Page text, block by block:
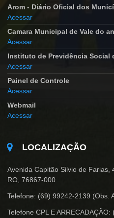
Arom - Diário Oficial dos
Acessar
Camara Municipal de Vale do
Acessar
Instituto de Previdência Social
Acessar
Painel de Controle
Acessar
Webmail
Acessar
LOCALIZAÇÃO
Avenida Capitão Silvio de Farias,
RO, 76867-000
Telefone: (69) 99242-2139 (Obs.
Telefone CPL E